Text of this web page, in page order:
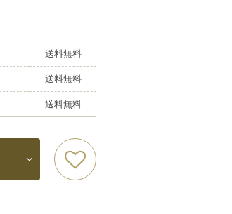
送料無料
送料無料
送料無料